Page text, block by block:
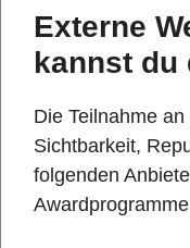
Externe
kannst du
Die Teilnahme
Sichtbarkeit,
folgenden